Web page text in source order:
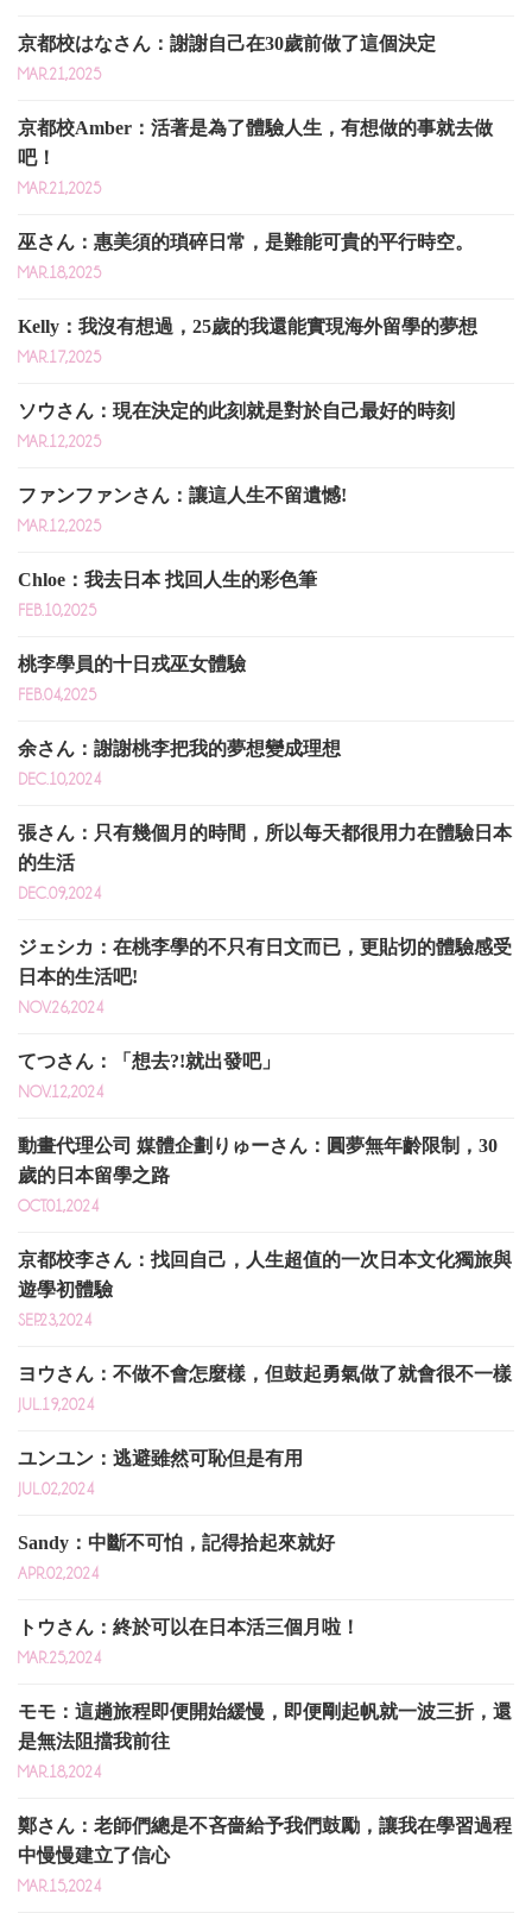
京都校はなさん：謝謝自己在30歲前做了這個決定
MAR.21,2025
京都校Amber：活著是為了體驗人生，有想做的事就去做
吧！
MAR.21,2025
巫さん：惠美須的瑣碎日常，是難能可貴的平行時空。
MAR.18,2025
Kelly：我沒有想過，25歲的我還能實現海外留學的夢想
MAR.17,2025
ソウさん：現在決定的此刻就是對於自己最好的時刻
MAR.12,2025
ファンファンさん：讓這人生不留遺憾!
MAR.12,2025
Chloe：我去日本 找回人生的彩色筆
FEB.10,2025
桃李學員的十日戎巫女體驗
FEB.04,2025
余さん：謝謝桃李把我的夢想變成理想
DEC.10,2024
張さん：只有幾個月的時間，所以每天都很用力在體驗日本
的生活
DEC.09,2024
ジェシカ：在桃李學的不只有日文而已，更貼切的體驗感受
日本的生活吧!
NOV.26,2024
てつさん：「想去?!就出發吧」
NOV.12,2024
動畫代理公司 媒體企劃りゅーさん：圓夢無年齡限制，30
歲的日本留學之路
OCT.01,2024
京都校李さん：找回自己，人生超值的一次日本文化獨旅與
遊學初體驗
SEP.23,2024
ヨウさん：不做不會怎麼樣，但鼓起勇氣做了就會很不一樣
JUL.19,2024
ユンユン：逃避雖然可恥但是有用
JUL.02,2024
Sandy：中斷不可怕，記得拾起來就好
APR.02,2024
トウさん：終於可以在日本活三個月啦！
MAR.25,2024
モモ：這趟旅程即便開始緩慢，即便剛起帆就一波三折，還
是無法阻擋我前往
MAR.18,2024
鄭さん：老師們總是不吝嗇給予我們鼓勵，讓我在學習過程
中慢慢建立了信心
MAR.15,2024